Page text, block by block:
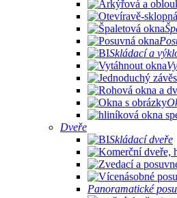
Skládací a
Dveře
Skládací dveře
Panoramatické